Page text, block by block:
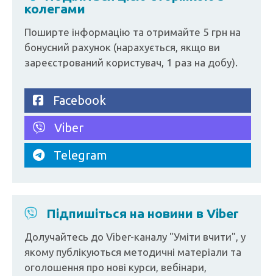
колегами
Поширте інформацію та отримайте 5 грн на
бонусний рахунок (нарахується, якщо ви
зареєстрований користувач, 1 раз на добу).
Facebook
Viber
Telegram
Підпишіться на новини в Viber
Долучайтесь до Viber-каналу "Уміти вчити", у
якому публікуються методичні матеріали та
оголошення про нові курси, вебінари,